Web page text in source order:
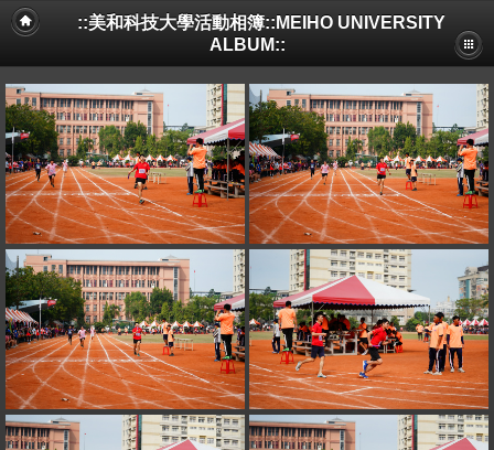
::美和科技大學活動相簿::MEIHO UNIVERSITY
ALBUM::